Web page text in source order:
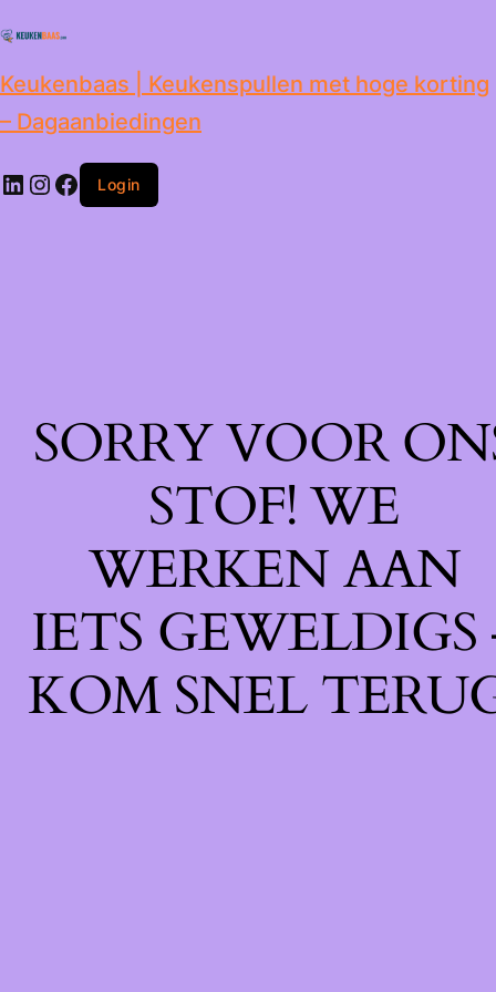
inhoud
Keukenbaas | Keukenspullen met hoge korting
– Dagaanbiedingen
Login
SORRY VOOR
STOF! WE
WERKEN AAN
IETS GEWELDIGS
KOM SNEL